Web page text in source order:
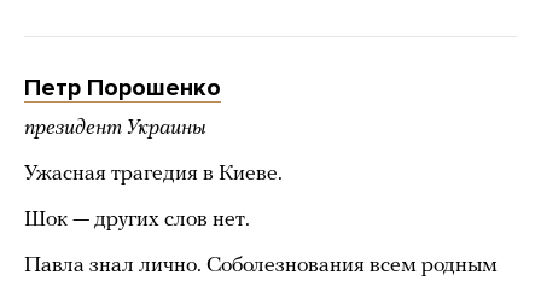
Петр Порошенко
президент Украины
Ужасная трагедия в Киеве.
Шок — других слов нет.
Павла знал лично. Соболезнования всем родным